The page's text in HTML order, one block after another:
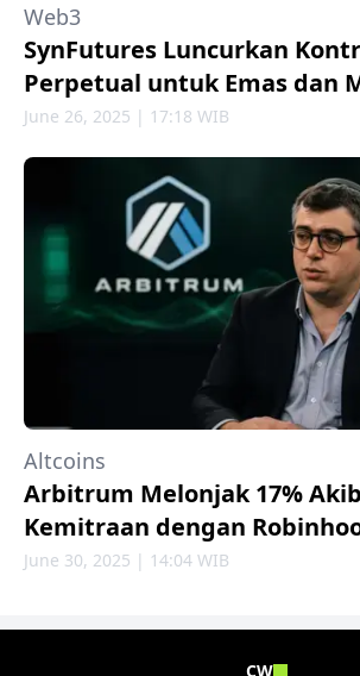
Web3
SynFutures Luncurkan
Perpetual untuk Emas dan
June 26, 2025 | 17:18 WIB
Altcoins
Arbitrum Melonjak 17%
Kemitraan dengan
June 30, 2025 | 14:04 WIB
CW